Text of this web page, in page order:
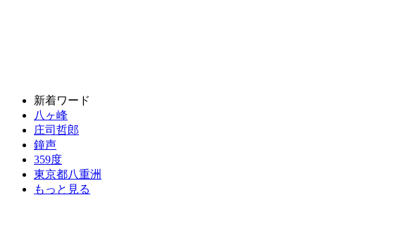
新着ワード
八ヶ峰
庄司哲郎
鐘声
359度
東京都八重洲
もっと見る